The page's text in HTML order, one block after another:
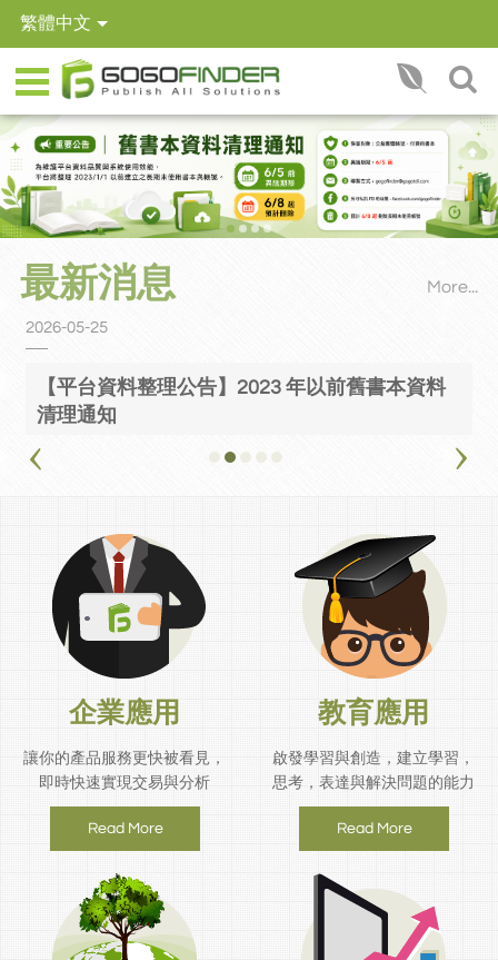
繁體中文
搜尋
最新消息 More...
【平台資料整理公告】2023 年以前舊書本資料
清理通知
2026-05-25
企業應用
讓你的產品服務更快被看見，
即時快速實現交易與分析
Read More
教育應用
啟發學習與創造，建立學習，
思考，表達與解決問題的能力
Read More